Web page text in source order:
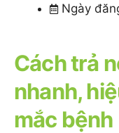
Ngày
Cách trả
nhanh,
mắc bệnh